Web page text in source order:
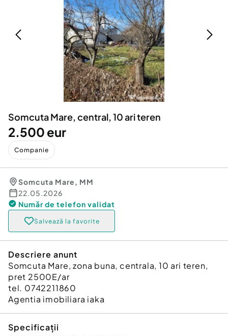
Animale de companie
Afaceri și echipamente profesionale
Inchiriere Bunuri si Vehicule
Utilaje agricole si industriale
Piese auto si accesorii
Dacia Duster
Somcuta Mare, central, 10 ari teren
2.500 eur
Companie
Somcuta Mare, MM
22.05.2026
Număr de telefon validat
Salvează la favorite
Descriere anunt
Somcuta Mare, zona buna, centrala, 10 ari teren,
pret 2500E/ar
tel. 0742211860
Agentia imobiliara iaka
Specificații